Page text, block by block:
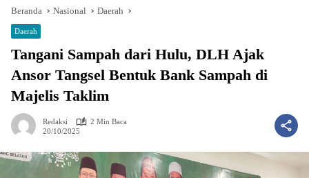
Beranda Nasional Daerah
Daerah
Tangani Sampah dari Hulu, DLH Ajak
Ansor Tangsel Bentuk Bank Sampah di
Majelis Taklim
Redaksi
2 Min Baca
20/10/2025